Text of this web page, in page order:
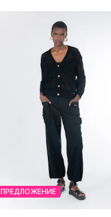
ПРЕДЛОЖЕНИЕ